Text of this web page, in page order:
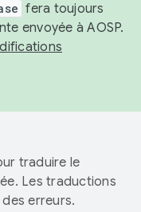
fera toujours
envoyée à AOSP.
traduire le
Les traductions
erreurs.